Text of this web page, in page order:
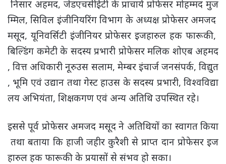
निसार अहमद, जेडएचसीईटी के प्राचार्य प्रोफेसर मोहम्मद मुज
म्मिल, सिविल इंजीनियरिंग विभाग के अध्यक्ष प्रोफेसर अमजद
मसूद, यूनिवर्सिटी इंजीनियर प्रोफेसर इजहारुल हक फारूकी,
बिल्डिंग कमेटी के सदस्य प्रभारी प्रोफेसर मलिक शोएब अहमद
, वित्त अधिकारी नूरुउस सलाम, मेम्बर इंचार्ज जनसंपर्क, विद्युत
, भूमि एवं उद्यान तथा गेस्ट हाउस के सदस्य प्रभारी, विश्वविद्या
लय अभियंता, शिक्षकगण एवं अन्य अतिथि उपस्थित रहे।
इससे पूर्व प्रोफेसर अमजद मसूद ने अतिथियों का स्वागत किया
तथा बताया कि हाजी जहीर कुरैशी से प्राप्त दान प्रोफेसर इज
हारुल हक फारूकी के प्रयासों से संभव हो सका।